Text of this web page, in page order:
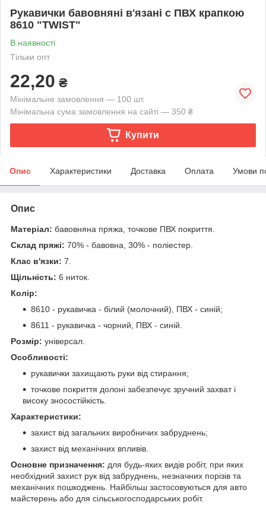
Рукавички бавовняні в'язані c ПВХ крапкою
8610 "TWIST"
В наявності
Тільки опт
22,20 ₴
Мінімальне замовлення — 100 шт.
Мінімальна сума замовлення на сайті — 350 ₴
Купити
Опис Характеристики Доставка Оплата Умови
Опис
Матеріал: бавовняна пряжа, точкове ПВХ покриття.
Склад пряжі: 70% - бавовна, 30% - поліестер.
Клас в'язки: 7.
Щільність: 6 ниток.
Колір:
8610 - рукавичка - білий (молочний), ПВХ - синій;
8611 - рукавичка - чорний, ПВХ - синій.
Розмір: універсал.
Особливості:
рукавички захищають руки від стирання;
точкове покриття долоні забезпечує зручний захват і
високу зносостійкість.
Характеристики:
захист від загальних виробничих забруднень;
захист від механічних впливів.
Основне призначення: для будь-яких видів робіт, при яких
необхідний захист рук від забруднень, незначних порізів та
механічних пошкоджень. Найбільш застосовуються для авто
майстерень або для сільськогосподарських робіт.